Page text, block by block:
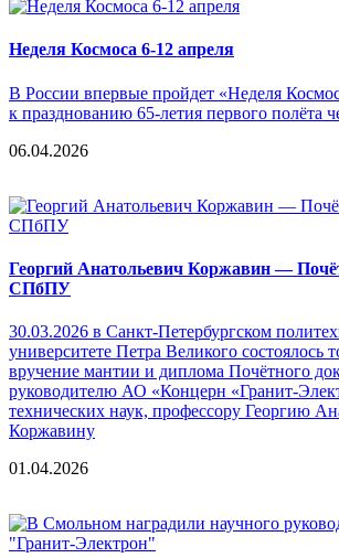
Неделя Космоса 6-12 апреля
В России впервые пройдет «Неделя
к празднованию 65-летия первого полёта
06.04.2026
Георгий Анатольевич Коржавин —
СПбПУ
30.03.2026 в Санкт-Петербургском
университете Петра Великого состоялось
вручение мантии и диплома Почётного
руководителю АО «Концерн «Гранит-
технических наук, профессору Георгию
Коржавину
01.04.2026